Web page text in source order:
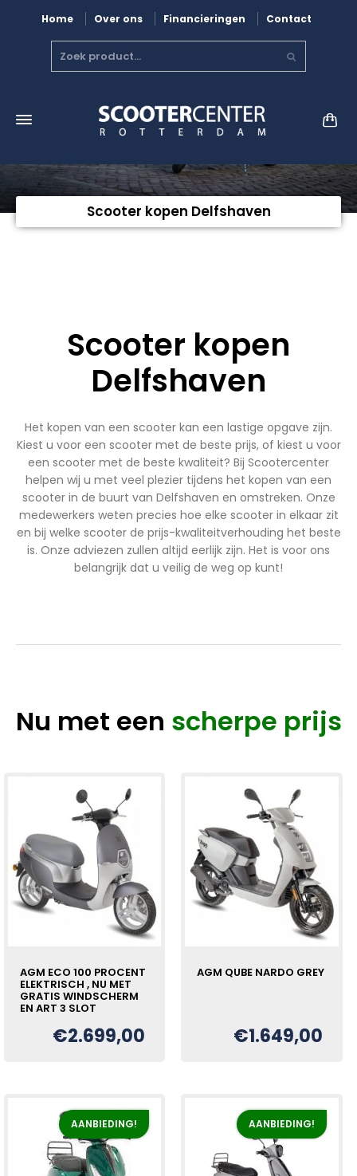
Home Over ons Financieringen Contact
Scooter kopen Delfshaven
Scooter kopen
Delfshaven
Het kopen van een scooter kan een lastige opgave zijn.
Kiest u voor een scooter met de beste prijs, of kiest u voor
een scooter met de beste kwaliteit? Bij Scootercenter
helpen wij u met veel plezier tijdens het kopen van een
scooter in de buurt van Delfshaven en omstreken. Onze
medewerkers weten precies hoe elke scooter in elkaar zit
en bij welke scooter de prijs-kwaliteitverhouding het beste
is. Onze adviezen zullen altijd eerlijk zijn. Het is voor ons
belangrijk dat u veilig de weg op kunt!
Nu met een scherpe prijs
AGM ECO 100 PROCENT
ELEKTRISCH , NU MET
GRATIS WINDSCHERM
EN ART 3 SLOT
€2.699,00
AGM QUBE NARDO GREY
€1.649,00
AANBIEDING! AANBIEDING!